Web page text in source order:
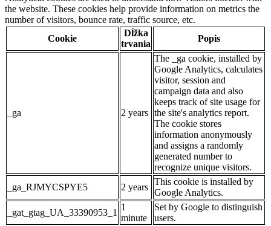
the website. These cookies help provide information on metrics the
number of visitors, bounce rate, traffic source, etc.
Cookie
Dĺžka
trvania
Popis
_ga 2 years
The _ga cookie, installed by
Google Analytics, calculates
visitor, session and
campaign data and also
keeps track of site usage for
the site's analytics report.
The cookie stores
information anonymously
and assigns a randomly
generated number to
recognize unique visitors.
_ga_RJMYCSPYE5
2 years
This cookie is installed by
Google Analytics.
_gat_gtag_UA_33390953_1
1
minute
Set by Google to distinguish
users.